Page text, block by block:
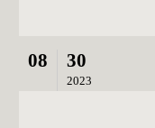
08 30
2023